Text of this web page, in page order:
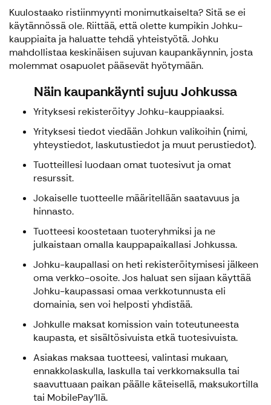
Kuulostaako ristiinmyynti monimutkaiselta? Sitä se ei
käytännössä ole. Riittää, että olette kumpikin Johku-
kauppiaita ja haluatte tehdä yhteistyötä. Johku
mahdollistaa keskinäisen sujuvan kaupankäynnin, josta
molemmat osapuolet pääsevät hyötymään.
Näin kaupankäynti sujuu Johkussa
Yrityksesi rekisteröityy Johku-kauppiaaksi.
Yrityksesi tiedot viedään Johkun valikoihin (nimi,
yhteystiedot, laskutustiedot ja muut perustiedot).
Tuotteillesi luodaan omat tuotesivut ja omat
resurssit.
Jokaiselle tuotteelle määritellään saatavuus ja
hinnasto.
Tuotteesi koostetaan tuoteryhmiksi ja ne
julkaistaan omalla kauppapaikallasi Johkussa.
Johku-kaupallasi on heti rekisteröitymisesi jälkeen
oma verkko-osoite. Jos haluat sen sijaan käyttää
Johku-kaupassasi omaa verkkotunnusta eli
domainia, sen voi helposti yhdistää.
Johkulle maksat komission vain toteutuneesta
kaupasta, et sisältösivuista etkä tuotesivuista.
Asiakas maksaa tuotteesi, valintasi mukaan,
ennakkolaskulla, laskulla tai verkkomaksulla tai
saavuttuaan paikan päälle käteisellä, maksukortilla
tai MobilePay'llä.